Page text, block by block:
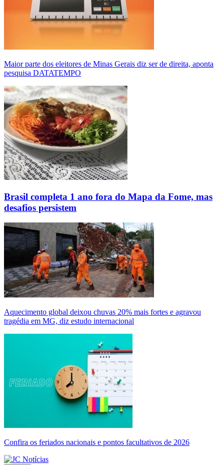
Maior parte dos eleitores de Minas Gerais diz ser de direita, aponta
pesquisa DATATEMPO
Brasil completa 1 ano fora do Mapa da Fome, mas
desafios persistem
Aquecimento global deixou chuvas 20% mais fortes e agravou
tragédia em MG, diz estudo internacional
Confira os feriados nacionais e pontos facultativos de 2026